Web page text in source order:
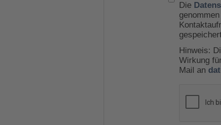
Die
Hinweis:
Wirkung
Mail an